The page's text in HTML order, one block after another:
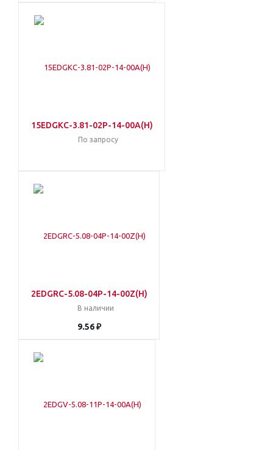
15EDGKC-3.81-02P-14-00A(H)
По запросу
2EDGRC-5.08-04P-14-00Z(H)
В наличии
9.56 ₽